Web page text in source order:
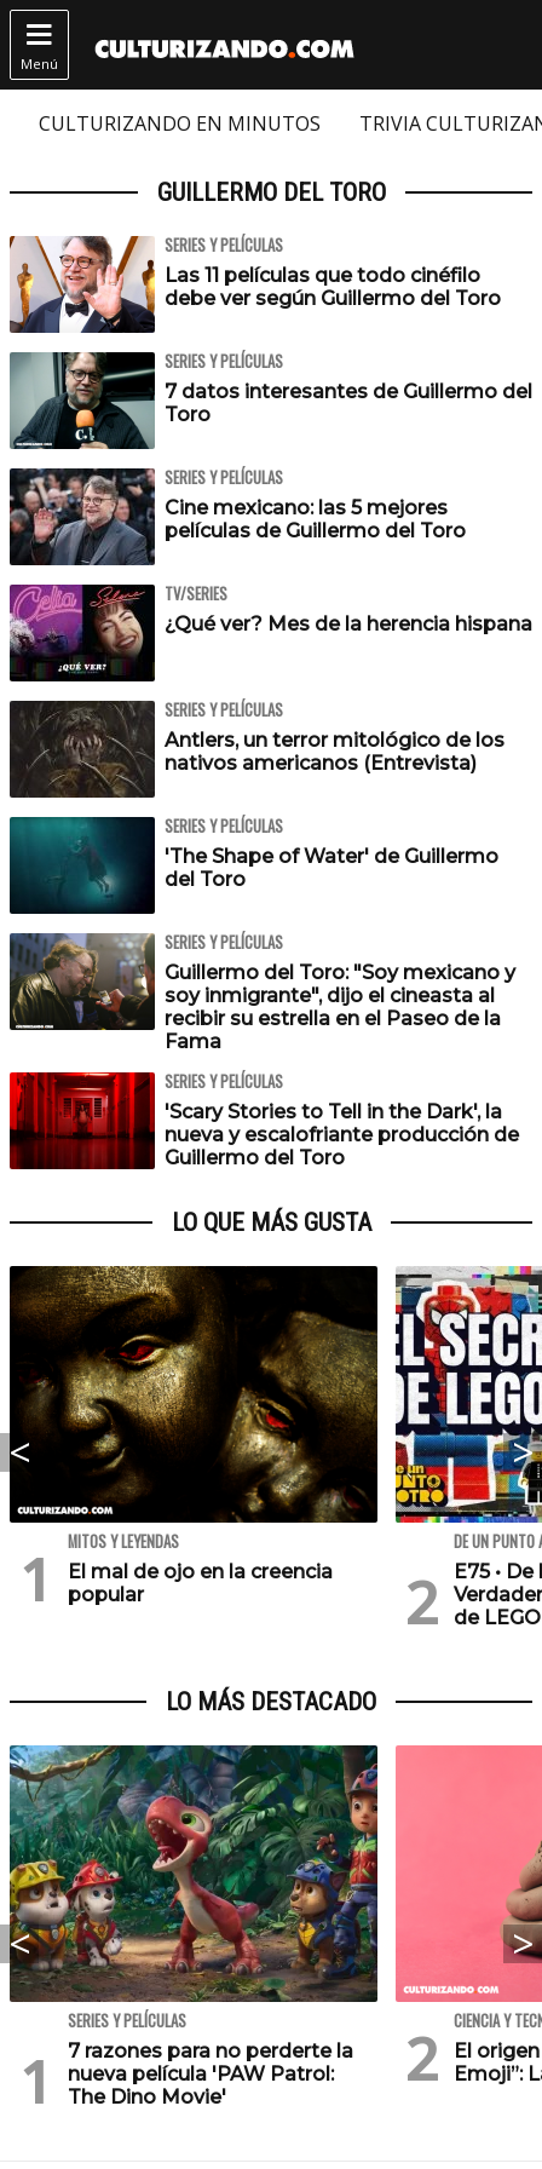

Menú
CULTURIZANDO EN MINUTOS TRIVIA
GUILLERMO DEL TORO
SERIES Y PELÍCULAS
Las 11 películas que todo cinéfilo
debe ver según Guillermo del Toro
SERIES Y PELÍCULAS
7 datos interesantes de Guillermo del
Toro
SERIES Y PELÍCULAS
Cine mexicano: las 5 mejores
películas de Guillermo del Toro
TV/SERIES
¿Qué ver? Mes de la herencia hispana
SERIES Y PELÍCULAS
Antlers, un terror mitológico de los
nativos americanos (Entrevista)
SERIES Y PELÍCULAS
'The Shape of Water' de Guillermo
del Toro
SERIES Y PELÍCULAS
Guillermo del Toro: "Soy mexicano y
soy inmigrante", dijo el cineasta al
recibir su estrella en el Paseo de la
Fama
SERIES Y PELÍCULAS
'Scary Stories to Tell in the Dark', la
nueva y escalofriante producción de
Guillermo del Toro
LO QUE MÁS GUSTA
MITOS Y LEYENDAS
El mal de ojo en la creencia
popular
DE UN PUNTO
E75 •
de
LO MÁS DESTACADO
SERIES Y PELÍCULAS
7 razones para no perderte la
nueva película 'PAW Patrol:
The Dino Movie'
CIENCIA Y
El
Emoji”: